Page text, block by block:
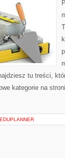
tu treści,
kategorie na
EDUPLANNER